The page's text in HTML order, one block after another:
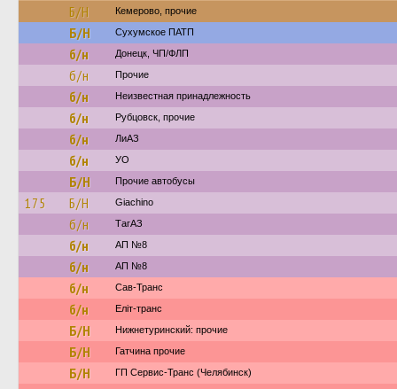
Б/Н Кемерово, прочие
Б/Н Сухумское ПАТП
б/н Донецк, ЧП/ФЛП
б/н Прочие
б/н Неизвестная принадлежность
б/н Рубцовск, прочие
б/н ЛиАЗ
б/н УО
Б/Н Прочие автобусы
175 Б/Н Giachino
б/н ТагАЗ
б/н АП №8
б/н АП №8
б/н Сав-Транс
б/н Еліт-транс
Б/Н Нижнетуринский: прочие
Б/Н Гатчина прочие
Б/Н ГП Сервис-Транс (Челябинск)